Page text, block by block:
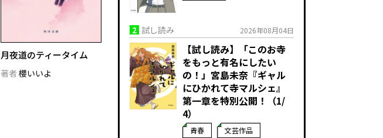
月夜道のティータイム
著者 櫻いいよ
2 試し読み 2026年08月04日
【試し読み】「このお寺
をもっと有名にしたい
の！」宮島未奈『ギャル
にひかれて寺マルシェ』
第一章を特別公開！（1/
4）
青春 文芸作品